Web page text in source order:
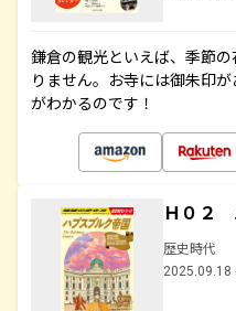
鎌倉の観光といえば、季節
りません。お寺には御朱印
がわかるのです！
Ｈ０２
歴史時代
2025.09.18